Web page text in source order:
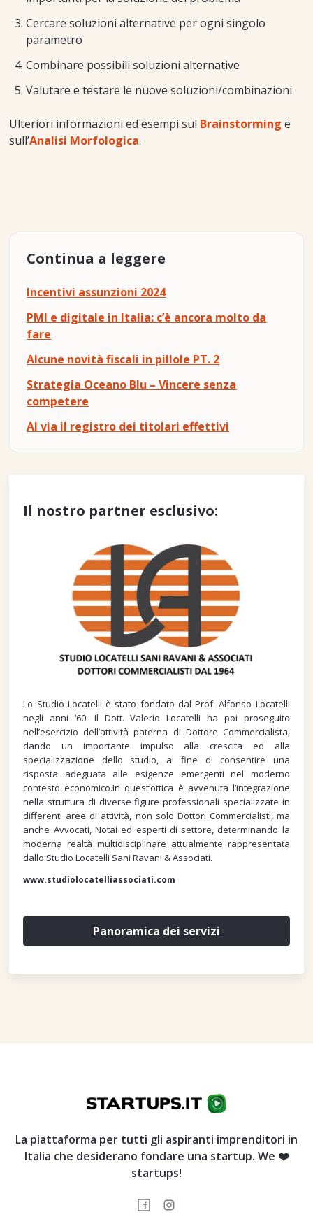
Cercare soluzioni alternative per ogni singolo
parametro
Combinare possibili soluzioni alternative
Valutare e testare le nuove soluzioni/combinazioni
Ulteriori informazioni ed esempi sul Brainstorming e
sull’Analisi Morfologica.
Continua a leggere
Incentivi assunzioni 2024
PMI e digitale in Italia: c’è ancora molto da
fare
Alcune novità fiscali in pillole PT. 2
Strategia Oceano Blu – Vincere senza
competere
Al via il registro dei titolari effettivi
Il nostro partner esclusivo:
Lo Studio Locatelli è stato fondato dal Prof. Alfonso Locatelli
negli anni ‘60. Il Dott. Valerio Locatelli ha poi proseguito
nell’esercizio dell’attività paterna di Dottore Commercialista,
dando un importante impulso alla crescita ed alla
specializzazione dello studio, al fine di consentire una
risposta adeguata alle esigenze emergenti nel moderno
contesto economico.In quest’ottica è avvenuta l’integrazione
nella struttura di diverse figure professionali specializzate in
differenti aree di attività, non solo Dottori Commercialisti, ma
anche Avvocati, Notai ed esperti di settore, determinando la
moderna realtà multidisciplinare attualmente rappresentata
dallo Studio Locatelli Sani Ravani & Associati.
www.studiolocatelliassociati.com
Panoramica dei servizi
La piattaforma per tutti gli aspiranti imprenditori in
Italia che desiderano fondare una startup. We ❤️
startups!